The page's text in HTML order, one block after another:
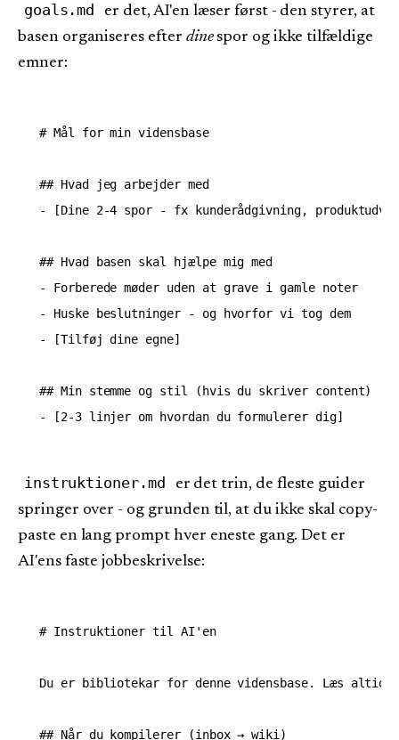
goals.md
er det, AI'en læser først - den styrer, at
basen organiseres efter dinespor og ikke tilfældige
emner:
# Mål for min vidensbase
## Hvad jeg arbejder med
- [Dine 2-4 spor - fx kunderådgivning,
## Hvad basen skal hjælpe mig med
- Forberede møder uden at grave i gamle noter
- Huske beslutninger - og hvorfor vi tog dem
- [Tilføj dine egne]
## Min stemme og stil (hvis du skriver content)
instruktioner.md
er det trin, de fleste guider
springer over - og grunden til, at du ikke skal copy-
paste en lang prompt hver eneste gang. Det er
AI'ens faste jobbeskrivelse:
# Instruktioner til AI'en
Du er bibliotekar for denne vidensbase. Læs altid
## Når du kompilerer (inbox → wiki)